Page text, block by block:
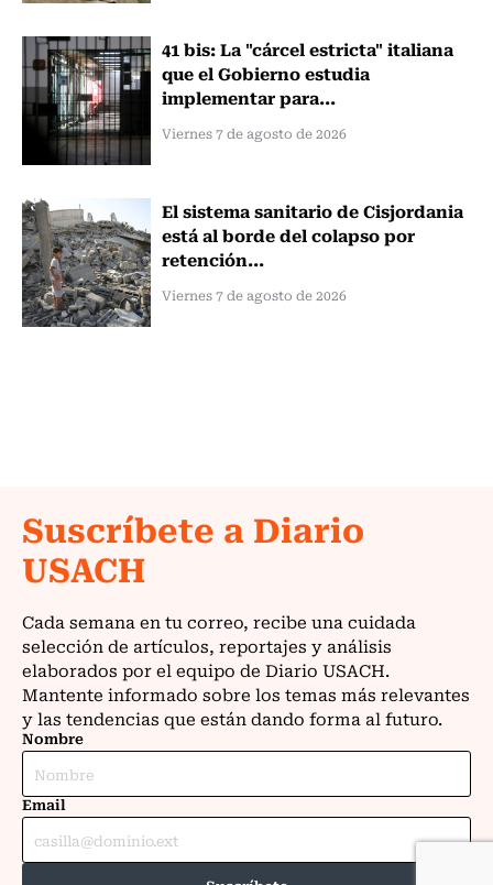
41 bis: La "cárcel estricta" italiana
que el Gobierno estudia
implementar para...
Viernes 7 de agosto de 2026
El sistema sanitario de Cisjordania
está al borde del colapso por
retención...
Viernes 7 de agosto de 2026